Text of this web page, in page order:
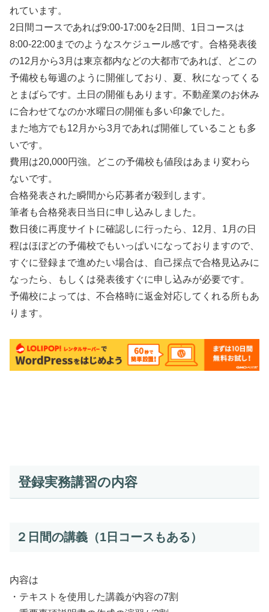
れています。
2日間コースであれば9:00-17:00を2日間、1日コースは
8:00-22:00までのようなスケジュール感です。合格発表後
の12月から3月は東京都内などの大都市であれば、どこの
予備校も毎週のように開催しており、夏、秋になってくる
とまばらです。土日の開催もあります。不動産業のお休み
に合わせてなのか水曜日の開催も多い印象でした。
また地方でも12月から3月であれば開催していることも多
いです。
費用は20,000円強。どこの予備校も値段はあまり変わら
ないです。
合格発表された瞬間から応募者が殺到します。
筆者も合格発表日当日に申し込みしました。
数日後に再度サイトに確認しに行ったら、12月、1月の日
程はほぼどの予備校でもいっぱいになっておりますので、
すぐに登録まで進めたい場合は、自己採点で合格見込みに
なったら、もしくは発表後すぐに申し込みが必要です。
予備校によっては、不合格時に返金対応してくれる所もあ
ります。
登録実務講習の内容
２日間の講義（1日コースもある）
内容は
・テキストを使用した講義が内容の7割